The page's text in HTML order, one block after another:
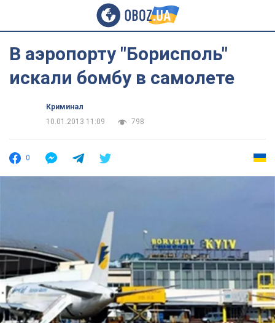
В аэропорту "Борисполь"
искали бомбу в самолете
Криминал
10.01.2013 11:09
798
0